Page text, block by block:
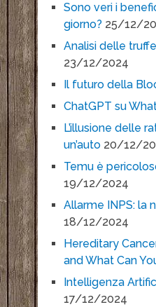
Sono veri i
giorno? 25/12/
Analisi delle
23/12/2024
Il futuro della
ChatGPT su
L’illusione delle
un’auto 20/12/
Temu è
19/12/2024
Allarme INPS: la
18/12/2024
Hereditary
and What Can
Intelligenza
17/12/2024